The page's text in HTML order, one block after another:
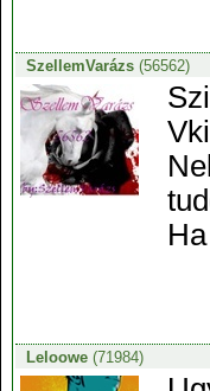
SzellemVarázs(56562)
Leloowe(71984)